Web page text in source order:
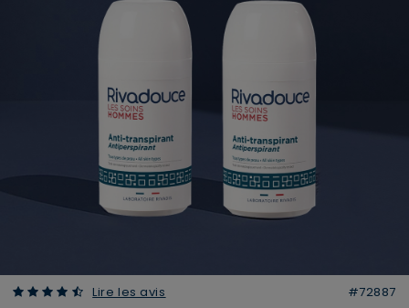
4.63 out of 5 Customer Rating
Lire les avis #72887